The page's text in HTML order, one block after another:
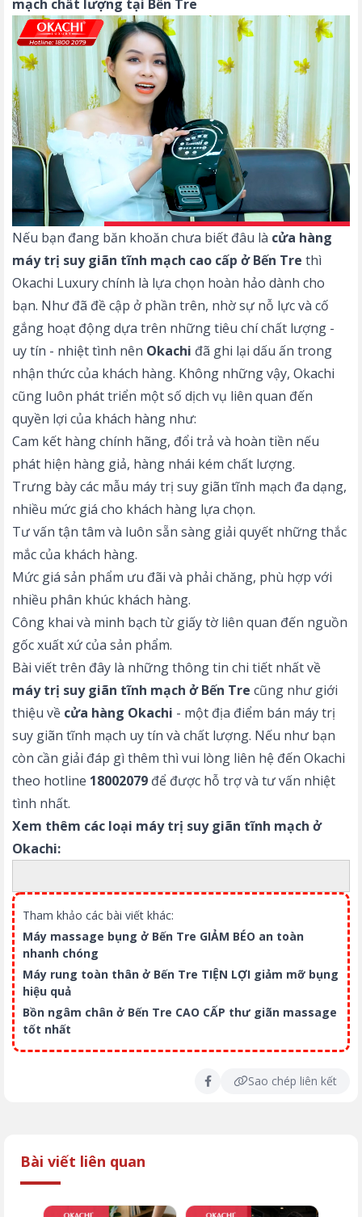
mạch chất lượng tại Bến Tre
Nếu bạn đang băn khoăn chưa biết đâu là cửa hàng
máy trị suy giãn tĩnh mạch cao cấp ở Bến Tre thì
Okachi Luxury chính là lựa chọn hoàn hảo dành cho
bạn. Như đã đề cập ở phần trên, nhờ sự nỗ lực và cố
gắng hoạt động dựa trên những tiêu chí chất lượng -
uy tín - nhiệt tình nên Okachi đã ghi lại dấu ấn trong
nhận thức của khách hàng. Không những vậy, Okachi
cũng luôn phát triển một số dịch vụ liên quan đến
quyền lợi của khách hàng như:
Cam kết hàng chính hãng, đổi trả và hoàn tiền nếu
phát hiện hàng giả, hàng nhái kém chất lượng.
Trưng bày các mẫu máy trị suy giãn tĩnh mạch đa dạng,
nhiều mức giá cho khách hàng lựa chọn.
Tư vấn tận tâm và luôn sẵn sàng giải quyết những thắc
mắc của khách hàng.
Mức giá sản phẩm ưu đãi và phải chăng, phù hợp với
nhiều phân khúc khách hàng.
Công khai và minh bạch từ giấy tờ liên quan đến nguồn
gốc xuất xứ của sản phẩm.
Bài viết trên đây là những thông tin chi tiết nhất về
máy trị suy giãn tĩnh mạch ở Bến Tre cũng như giới
thiệu về cửa hàng Okachi - một địa điểm bán máy trị
suy giãn tĩnh mạch uy tín và chất lượng. Nếu như bạn
còn cần giải đáp gì thêm thì vui lòng liên hệ đến Okachi
theo hotline 18002079 để được hỗ trợ và tư vấn nhiệt
tình nhất.
Xem thêm các loại máy trị suy giãn tĩnh mạch ở
Okachi:
Tham khảo các bài viết khác:
Máy massage bụng ở Bến Tre GIẢM BÉO an toàn
nhanh chóng
Máy rung toàn thân ở Bến Tre TIỆN LỢI giảm mỡ bụng
hiệu quả
Bồn ngâm chân ở Bến Tre CAO CẤP thư giãn massage
tốt nhất
Sao chép liên kết
Bài viết liên quan